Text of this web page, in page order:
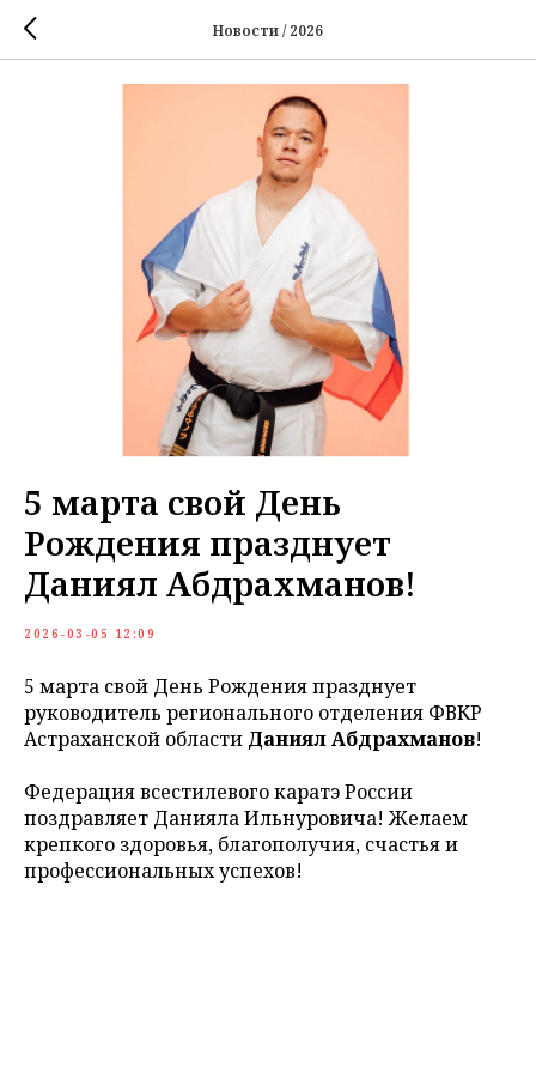
Новости / 2026
5 марта свой День
Рождения празднует
Даниял Абдрахманов!
2026-03-05 12:09
5 марта свой День Рождения празднует
руководитель регионального отделения ФВКР
Астраханской области Даниял Абдрахманов!
Федерация всестилевого каратэ России
поздравляет Данияла Ильнуровича! Желаем
крепкого здоровья, благополучия, счастья и
профессиональных успехов!